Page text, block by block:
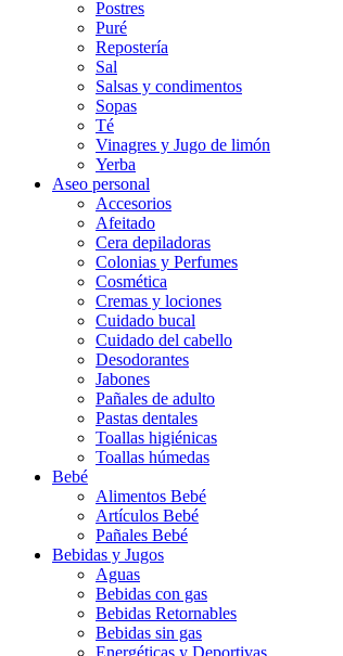
Postres
Puré
Repostería
Sal
Salsas y condimentos
Sopas
Té
Vinagres y Jugo de limón
Yerba
Aseo personal
Accesorios
Afeitado
Cera depiladoras
Colonias y Perfumes
Cosmética
Cremas y lociones
Cuidado bucal
Cuidado del cabello
Desodorantes
Jabones
Pañales de adulto
Pastas dentales
Toallas higiénicas
Toallas húmedas
Bebé
Alimentos Bebé
Artículos Bebé
Pañales Bebé
Bebidas y Jugos
Aguas
Bebidas con gas
Bebidas Retornables
Bebidas sin gas
Energéticas y Deportivas